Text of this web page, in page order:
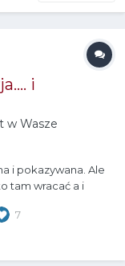
i
w Wasze
i pokazywana. Ale
tam wracać a i
Rusinową Polanę.
kawą, droż...
7